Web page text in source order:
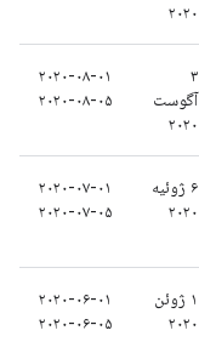
۲۰۲۰
۳
آگوست
۲۰۲۰
۲۰۲۰-۰۸-۰۱
۲۰۲۰-۰۸-۰۵
۶ ژوئیه
۲۰۲۰
۲۰۲۰-۰۷-۰۱
۲۰۲۰-۰۷-۰۵
۱ ژوئن
۲۰۲۰
۲۰۲۰-۰۶-۰۱
۲۰۲۰-۰۶-۰۵